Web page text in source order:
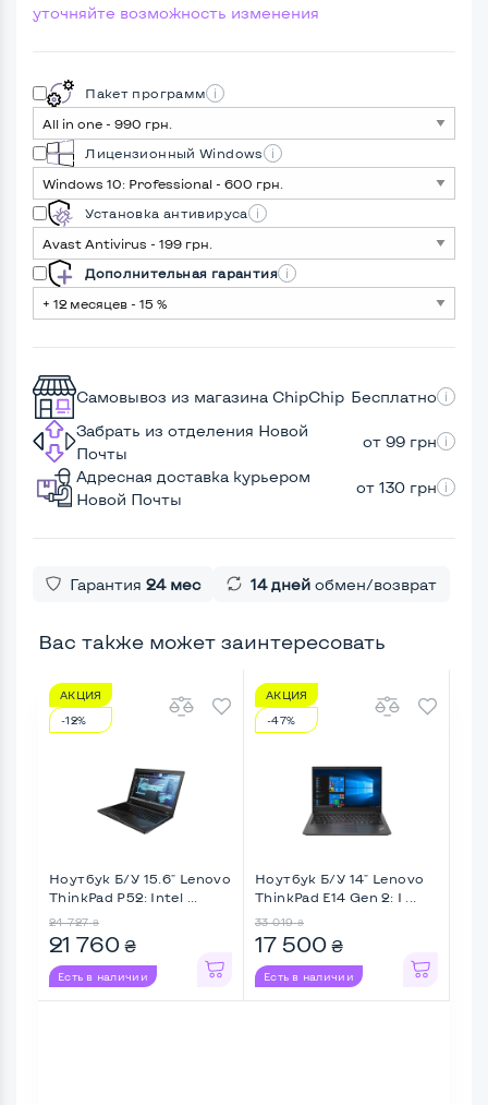
уточняйте возможность изменения
Пакет программ
Лицензионный Windows
Установка антивируса
Дополнительная гарантия
Самовывоз из магазина ChipChip Бесплатно
Забрать из отделения Новой
Почты
от 99 грн
Адресная доставка курьером
Новой Почты
от 130 грн
Гарантия 24 мес 14 дней обмен/возврат
Вас также может заинтересовать
АКЦИЯ
-12%
Ноутбук Б/У 15.6" Lenovo
ThinkPad P52: Intel ...
24 727 ₴
21 760 ₴
Есть в наличии
АКЦИЯ
-47%
Ноутбук Б/У 14" Lenovo
ThinkPad E14 Gen 2: I ...
33 019 ₴
17 500 ₴
Есть в наличии